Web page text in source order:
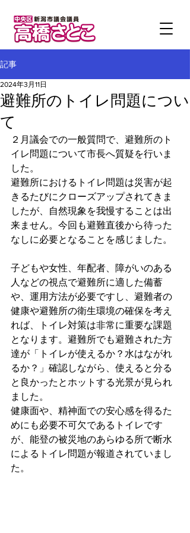
記事
避難所のトイレ問題につい
て
2024年3月11日
２月議会での一般質問で、避難所のト
イレ問題について市長へ質疑を行いま
した。
避難所におけるトイレ問題は災害が起
きるたびにクローズアップされてきま
したが、自然現象を我慢することは出
来ません。今回も避難直後から待った
なしに必要となることを感じました。
子どもや女性、年配者、障がいのある
人などの視点で避難所に適した備蓄
や、運用方法が必要ですし、避難者の
健康や避難所の衛生環境の確保を考え
れば、トイレ対策は非常に重要な課題
となります。避難所でも避難された方
達が「トイレが使えるか？水はながれ
るか？」確認しながら、使えると分る
と良かったとホットする光景が見られ
ました。
健康面や、精神面での安心感を得るた
めにも必要不可欠であるトイレです
が、能登の被災地のあらゆる所で断水
によるトイレ問題が報道されていまし
た。